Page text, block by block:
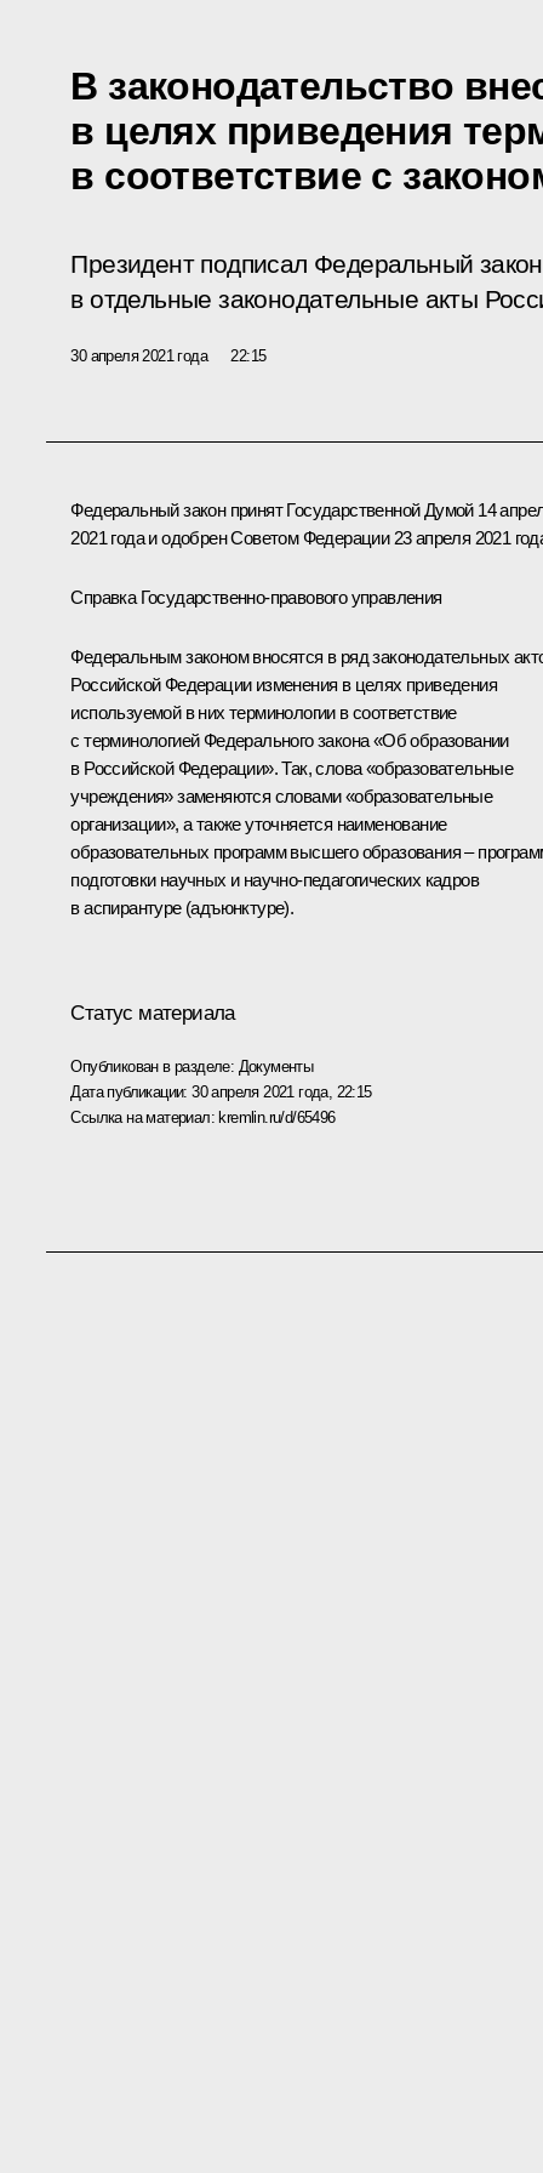
В законодательство
в целях приведения
в соответствие с
Президент подписал Федеральный
в отдельные законодательные акты
30 апреля 2021 года 22:15
Федеральный закон принят Государственной Думой 14
2021 года и одобрен Советом Федерации 23 апреля 2021
Справка Государственно-правового управления
Федеральным законом вносятся в ряд законодательных
Российской Федерации изменения в целях приведения
используемой в них терминологии в соответствие
с терминологией Федерального закона «Об образовании
в Российской Федерации». Так, слова «образовательные
учреждения» заменяются словами «образовательные
организации», а также уточняется наименование
образовательных программ высшего образования –
подготовки научных и научно-педагогических кадров
в аспирантуре (адъюнктуре).
Статус материала
Опубликован в разделе: Документы
Дата публикации:30 апреля 2021 года, 22:15
Ссылка на материал: kremlin.ru/d/65496